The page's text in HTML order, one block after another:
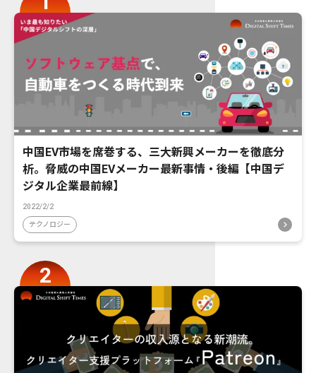
中国EV市場を席巻する、三大新興メーカーを徹底分
析。脅威の中国EVメーカー最新事情・後編【中国デ
ジタル企業最前線】
2022/2/2
テクノロジー